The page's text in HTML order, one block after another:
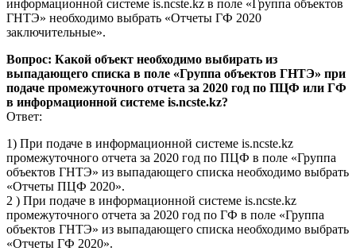
информационной системе is.ncste.kz в поле «Группа объектов
ГНТЭ» необходимо выбрать «Отчеты ГФ 2020
заключительные».
Вопрос: Какой объект необходимо выбирать из
выпадающего списка в поле «Группа объектов ГНТЭ» при
подаче промежуточного отчета за 2020 год по ПЦФ или ГФ
в информационной системе is.ncste.kz?
Ответ:
1) При подаче в информационной системе is.ncste.kz
промежуточного отчета за 2020 год по ПЦФ в поле «Группа
объектов ГНТЭ» из выпадающего списка необходимо выбрать
«Отчеты ПЦФ 2020».
2 ) При подаче в информационной системе is.ncste.kz
промежуточного отчета за 2020 год по ГФ в поле «Группа
объектов ГНТЭ» из выпадающего списка необходимо выбрать
«Отчеты ГФ 2020».